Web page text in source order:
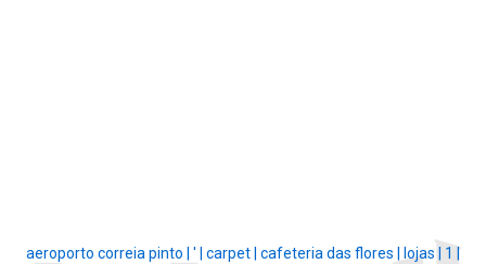
aeroporto correia pinto | ' | carpet | cafeteria das flores | lojas | 1 |